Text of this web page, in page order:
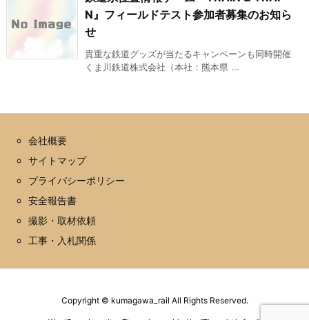
N』フィールドテスト参加者募集のお知ら
せ
貴重な鉄道グッズが当たるキャンペーンも同時開催
くま川鉄道株式会社（本社：熊本県 ...
会社概要
サイトマップ
プライバシーポリシー
安全報告書
撮影・取材依頼
工事・入札関係
Copyright © kumagawa_rail All Rights Reserved.